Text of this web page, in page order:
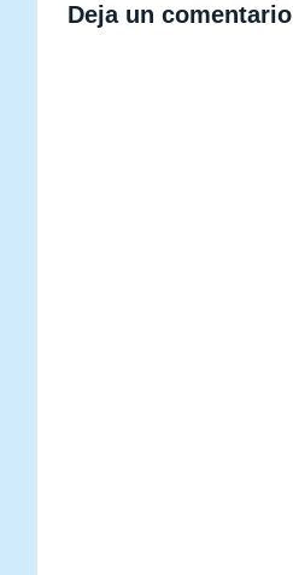
Deja un comentario